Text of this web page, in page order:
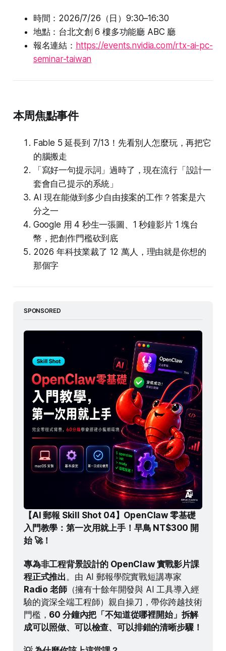
時間：2026/7/26（日）9:30–16:30
地點：台北文創 6 樓多功能廳 ABC 廳
報名連結： https://events.nvidia.com/rtx-ai-pc-
seminar-taiwan
本周焦點事件
Fable 5 延長到 7/13！先看別人怎麼玩，再把它
的腦搬走
「寫好一句提示詞」過時了，現在流行「設計一
套會自己提示的系統」
AI 現在能做到多少自由接案的工作？答案是六
分之一
Google 用 4 秒生一張圖、1 秒鐘影片 1 塊台
幣，把創作門檻砍到底
2026 年科技業裁了 12 萬人，理由就是你想的
那個字
SPONSORED
【AI 郵報 Skill Shot 04】OpenClaw 零基礎
入門教學：第一次用就上手！早鳥 NT$300 開
始 🚀！
專為非工程背景設計的 OpenClaw 實戰影片課
程正式推出
Radio 老師（擁有十餘年開發與 AI 工具導入經
驗的資深全端工程師）親自操刀，帶你跨越技術
門檻， 60 分鐘內把「不知道從哪裡開始」拆解
成可以照做、可以檢查、可以排錯的清晰步驟！